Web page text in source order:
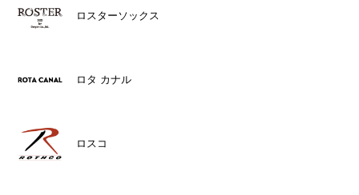
ロスターソックス
ロタ カナル
ロスコ